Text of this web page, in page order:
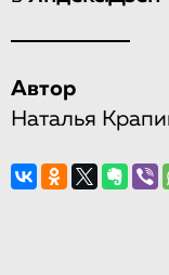
Автор
Наталья